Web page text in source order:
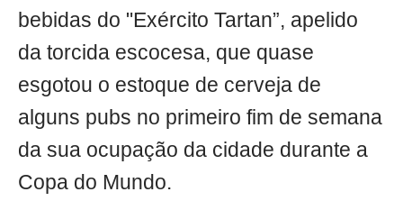
bebidas do "Exército Tartan”, apelido
da torcida escocesa, que quase
esgotou o estoque de cerveja de
alguns pubs no primeiro fim de semana
da sua ocupação da cidade durante a
Copa do Mundo.